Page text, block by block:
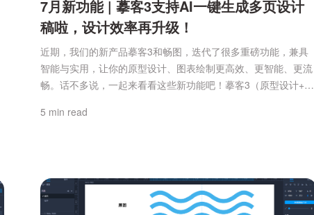
7月新功能 | 摹客3支持AI一键生成多页设计
稿啦，设计效率再升级！
近期，我们的新产品摹客3和畅图，迭代了很多重磅功能，兼具
智能与实用，让你的原型设计、图表绘制更高效、更智能、更流
畅。话不多说，一起来看看这些新功能吧！摹客3（原型设计+UI
在只要对AI描述清楚你的需求，AI就能一次性生成完整多页设计
5 min read